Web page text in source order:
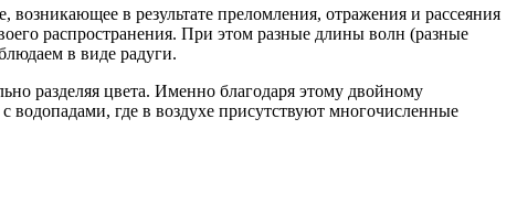
возникающее в результате преломления, отражения и рассеяния
распространения. При этом разные длины волн (разные
в виде радуги.
разделяя цвета. Именно благодаря этому двойному
где в воздухе присутствуют многочисленные